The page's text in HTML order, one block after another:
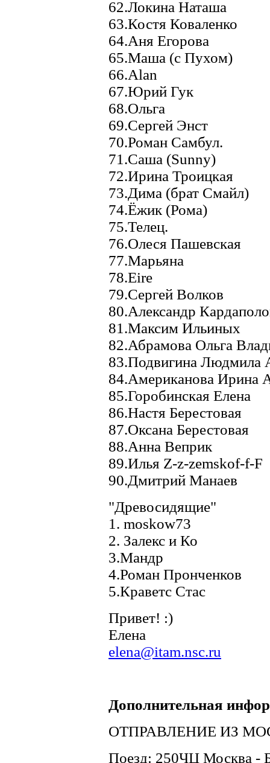
62.Локина Наташа
63.Костя Коваленко
64.Аня Егорова
65.Маша (с Пухом)
66.Alan
67.Юрий Гук
68.Ольга
69.Сергей Энст
70.Роман Самбул.
71.Саша (Sunny)
72.Ирина Троицкая
73.Дима (брат Смайл)
74.Ёжик (Рома)
75.Телец.
76.Олеся Пашевская
77.Марьяна
78.Eire
79.Сергей Волков
80.Александр
81.Максим Ильиных
82.Абрамова Ольга
83.Подвигина Людмила
84.Американова Ирина
85.Горобинская Елена
86.Настя Берестовая
87.Оксана Берестовая
88.Анна Веприк
89.Илья Z-z-zemskof-f-F
90.Дмитрий Манаев
"Древосидящие"
1. moskow73
2. Залекс и Ко
3.Мандр
4.Роман Пронченков
5.Краветс Стас
Привет! :)
Елена
elena@itam.nsc.ru
Дополнительная
ОТПРАВЛЕНИЕ ИЗ
Поезд: 250ЧЦ Москва -